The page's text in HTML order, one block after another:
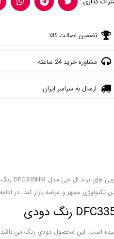
تضمین اصالت کالا
مشاوره خرید 24 ساعته
ارسال به سراسر ایران
مجهز و عرضه بازار کند. در ادامه
است. این محصول دودی رنگ می